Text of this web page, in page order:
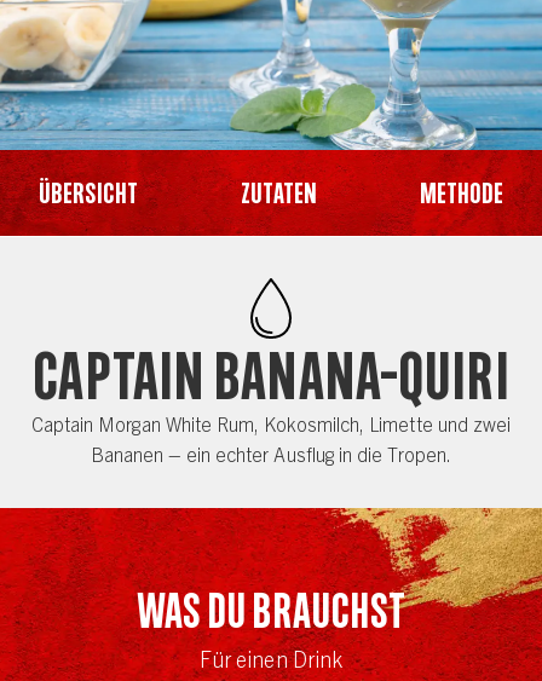
Übersicht Zutaten Methode
Captain Banana-quiri
Captain Morgan White Rum, Kokosmilch, Limette und zwei
Bananen – ein echter Ausflug in die Tropen.
Was du brauchst
Für einen Drink